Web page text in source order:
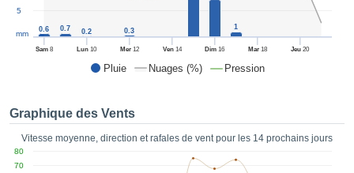
de
des
de très
sur
Pluie Nuages (%) Pression
Sam8 Lun 10 Mer12 Ven14 Dim 16 Mar18 Jeu 20
5
mm 0.6 0.7 0.2 0.3 1
Graphique des Vents
Vitesse moyenne, direction et rafales de vent pour les 14 prochains jours
70
80